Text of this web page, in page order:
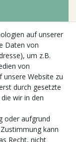
auf unserer
Daten von
um z.B.
von
Website zu
durch gesetzte
wir in den
oder aufgrund
kann
Recht, nicht